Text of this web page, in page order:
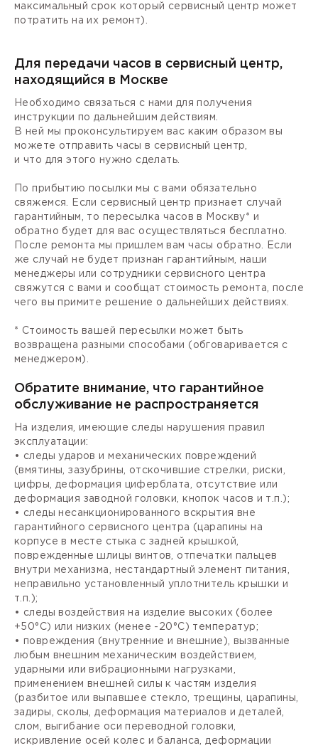
максимальный срок который сервисный центр может
потратить на их ремонт).
Для передачи часов в сервисный центр,
находящийся в Москве
Необходимо связаться с нами для получения
инструкции по дальнейшим действиям.
В ней мы проконсультируем вас каким образом вы
можете отправить часы в сервисный центр,
и что для этого нужно сделать.
По прибытию посылки мы с вами обязательно
свяжемся. Если сервисный центр признает случай
гарантийным, то пересылка часов в Москву* и
обратно будет для вас осуществляться бесплатно.
После ремонта мы пришлем вам часы обратно. Если
же случай не будет признан гарантийным, наши
менеджеры или сотрудники сервисного центра
свяжутся с вами и сообщат стоимость ремонта, после
чего вы примите решение о дальнейших действиях.
* Стоимость вашей пересылки может быть
возвращена разными способами (обговаривается с
менеджером).
Обратите внимание, что гарантийное
обслуживание не распространяется
На изделия, имеющие следы нарушения правил
эксплуатации:
• следы ударов и механических повреждений
(вмятины, зазубрины, отскочившие стрелки, риски,
цифры, деформация циферблата, отсутствие или
деформация заводной головки, кнопок часов и т.п.);
• следы несанкционированного вскрытия вне
гарантийного сервисного центра (царапины на
корпусе в месте стыка с задней крышкой,
поврежденные шлицы винтов, отпечатки пальцев
внутри механизма, нестандартный элемент питания,
неправильно установленный уплотнитель крышки и
т.п.);
• следы воздействия на изделие высоких (более
+50°С) или низких (менее -20°С) температур;
• повреждения (внутренние и внешние), вызванные
любым внешним механическим воздействием,
ударными или вибрационными нагрузками,
применением внешней силы к частям изделия
(разбитое или выпавшее стекло, трещины, царапины,
задиры, сколы, деформация материалов и деталей,
слом, выгибание оси переводной головки,
искривление осей колес и баланса, деформации